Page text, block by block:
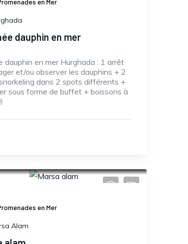
en Mer
dauphin en mer
dauphin en mer Hurghada : 1 arrêt
et/ou observer les dauphins + 2
dans 2 spots différents +
sous forme de buffet + boissons à
en Mer
Alam